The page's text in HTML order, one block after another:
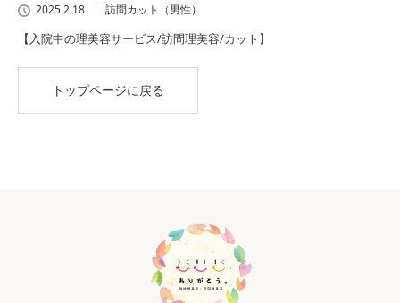
2025.2.18 訪問カット（男性）
【入院中の理美容サービス/訪問理美容/カット】
トップページに戻る